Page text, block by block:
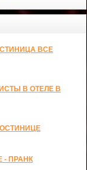
ВСЕ
В ОТЕЛЕ В
- ПРАНК